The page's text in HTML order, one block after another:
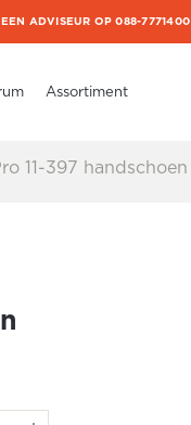
EEN ADVISEUR OP 088-7771400
Assortiment
11-397 handschoen